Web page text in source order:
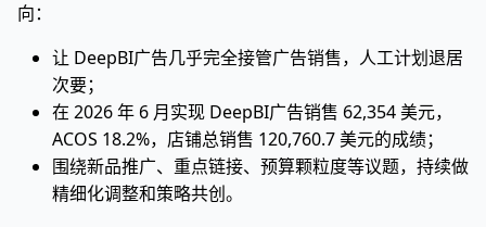
向：
让 DeepBI广告几乎完全接管广告销售，人工计划退居
次要；
在 2026 年 6 月实现 DeepBI广告销售 62,354 美元，
ACOS 18.2%，店铺总销售 120,760.7 美元的成绩；
围绕新品推广、重点链接、预算颗粒度等议题，持续做
精细化调整和策略共创。